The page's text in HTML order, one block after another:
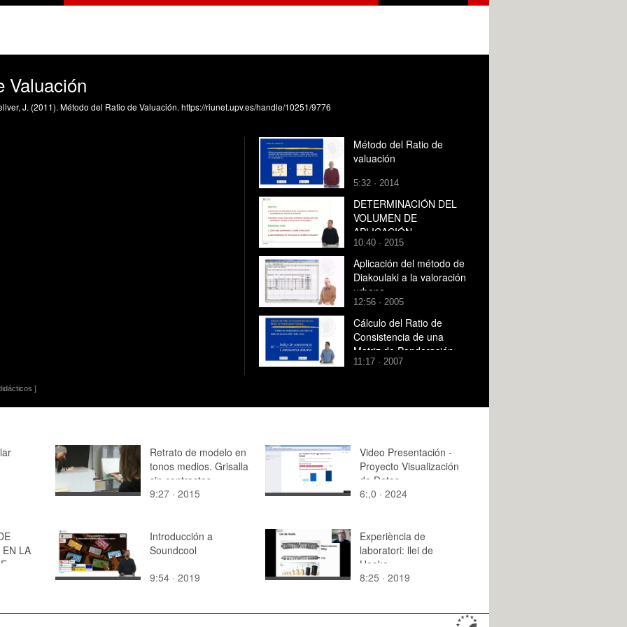
Valuación
J. (2011). Método del Ratio de Valuación. https://riunet.upv.es/handle/10251/9776
]
Método del Ratio de
valuación
5:32 · 2014
DETERMINACIÓN DEL
VOLUMEN DE
APLICACIÓN
10:40 · 2015
Aplicación del método de
Diakoulaki a la valoración
urbana
12:56 · 2005
Cálculo del Ratio de
Consistencia de una
Matriz de Ponderación
Pareada
11:17 · 2007
Retrato de modelo en
tonos medios. Grisalla
sin contrastes
9:27 · 2015
Video Presentación -
Proyecto Visualización
de Datos
6:,0 · 2024
EN LA
Introducción a
Soundcool
9:54 · 2019
Experiència de
laboratori: llei de
Hooke
8:25 · 2019